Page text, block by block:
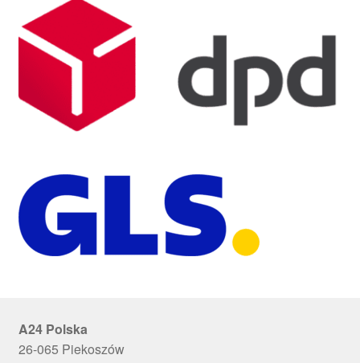
A24 Polska
26-065 Piekoszów